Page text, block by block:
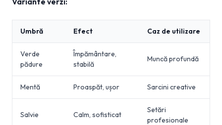
Umbră Efect Caz de utilizare
Verde
pădure
Împământare,
stabilă
Muncă profundă
Mentă Proaspăt, ușor Sarcini creative
Salvie Calm, sofisticat
Setări
profesionale